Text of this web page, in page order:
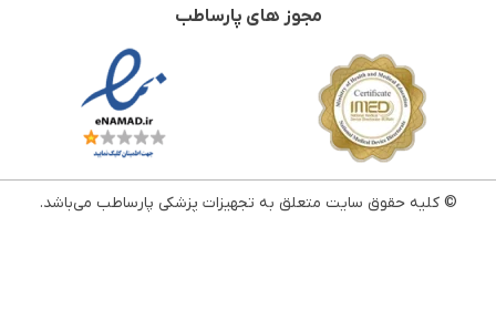
مجوز های پارساطب
© کلیه حقوق سایت متعلق به تجهیزات پزشکی پارساطب می‌باشد.